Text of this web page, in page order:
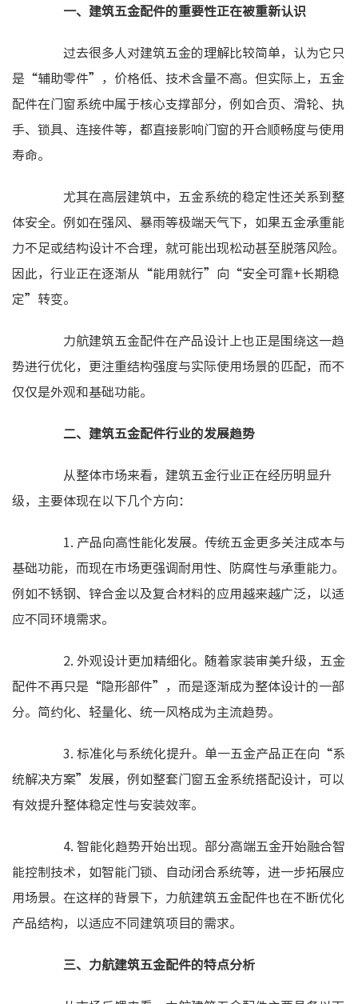
一、建筑五金配件的重要性正在被重新认识
过去很多人对建筑五金的理解比较简单，认为它只
是“辅助零件”，价格低、技术含量不高。但实际上，五金
配件在门窗系统中属于核心支撑部分，例如合页、滑轮、执
手、锁具、连接件等，都直接影响门窗的开合顺畅度与使用
寿命。
尤其在高层建筑中，五金系统的稳定性还关系到整
体安全。例如在强风、暴雨等极端天气下，如果五金承重能
力不足或结构设计不合理，就可能出现松动甚至脱落风险。
因此，行业正在逐渐从“能用就行”向“安全可靠+长期稳
定”转变。
力航建筑五金配件在产品设计上也正是围绕这一趋
势进行优化，更注重结构强度与实际使用场景的匹配，而不
仅仅是外观和基础功能。
二、建筑五金配件行业的发展趋势
从整体市场来看，建筑五金行业正在经历明显升
级，主要体现在以下几个方向：
1. 产品向高性能化发展。传统五金更多关注成本与
基础功能，而现在市场更强调耐用性、防腐性与承重能力。
例如不锈钢、锌合金以及复合材料的应用越来越广泛，以适
应不同环境需求。
2. 外观设计更加精细化。随着家装审美升级，五金
配件不再只是“隐形部件”，而是逐渐成为整体设计的一部
分。简约化、轻量化、统一风格成为主流趋势。
3. 标准化与系统化提升。单一五金产品正在向“系
统解决方案”发展，例如整套门窗五金系统搭配设计，可以
有效提升整体稳定性与安装效率。
4. 智能化趋势开始出现。部分高端五金开始融合智
能控制技术，如智能门锁、自动闭合系统等，进一步拓展应
用场景。在这样的背景下，力航建筑五金配件也在不断优化
产品结构，以适应不同建筑项目的需求。
三、力航建筑五金配件的特点分析